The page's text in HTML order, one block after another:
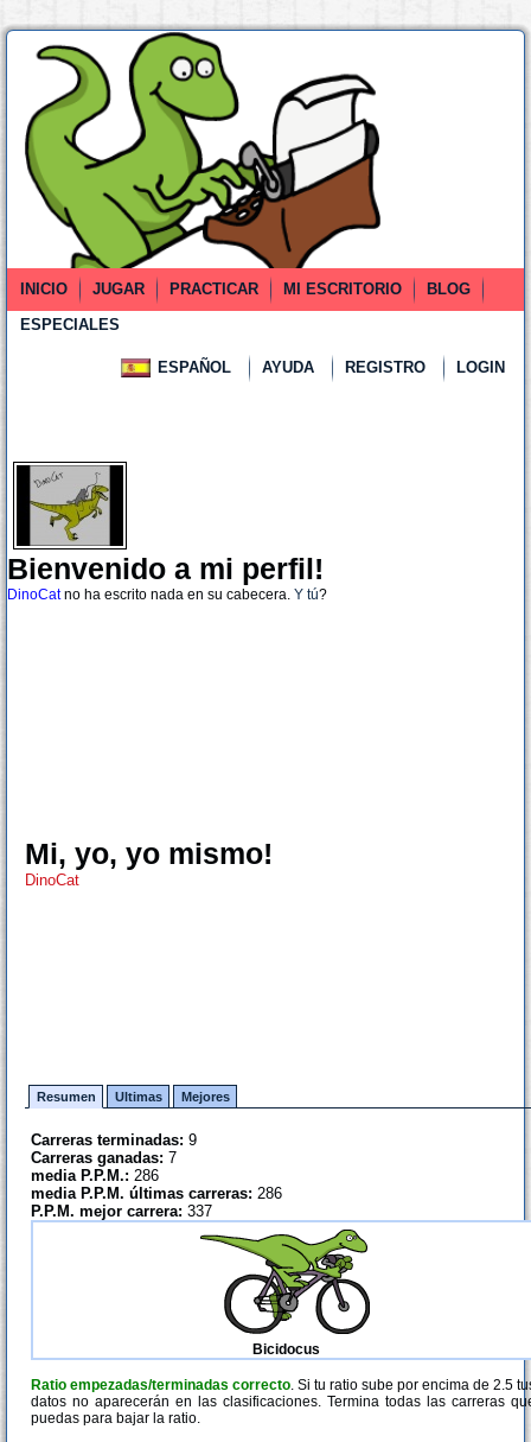
INICIO JUGAR PRACTICAR MI ESCRITORIO
BLOG
ESPECIALES
ESPAÑOL AYUDA REGISTRO LOGIN
Bienvenido a mi perfil!
DinoCatno ha escrito nada en su cabecera. Y tú?
Mi, yo, yo mismo!
DinoCat
Resumen Ultimas Mejores
Carreras terminadas: 9
Carreras ganadas: 7
media P.P.M.: 286
media P.P.M. últimas carreras: 286
P.P.M. mejor carrera: 337
Bicidocus
Ratio empezadas/terminadas correcto. Si tu ratio sube por encima de 2.5
datos no aparecerán en las clasificaciones. Termina todas las carreras
puedas para bajar la ratio.